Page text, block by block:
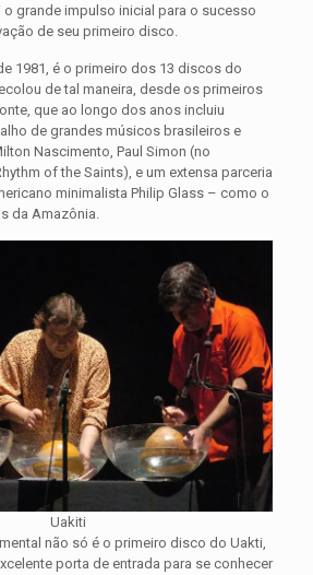
grande impulso inicial para o sucesso
de seu primeiro disco.
1981, é o primeiro dos 13 discos do
de tal maneira, desde os primeiros
que ao longo dos anos incluiu
de grandes músicos brasileiros e
Nascimento, Paul Simon (no
of the Saints), e um extensa parceria
minimalista Philip Glass – como o
da Amazônia.
Uakiti
não só é o primeiro disco do Uakti,
porta de entrada para se conhecer